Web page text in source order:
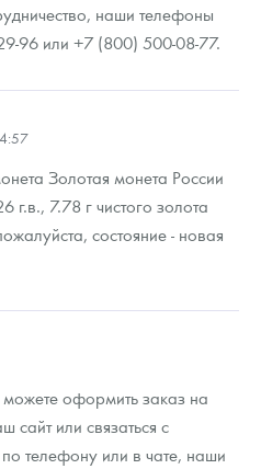
наши телефоны
96 или +7 (800) 500-08-77.
Золотая монета России
7.78 г чистого золота
состояние - новая
оформить заказ на
или связаться с
телефону или в чате, наши